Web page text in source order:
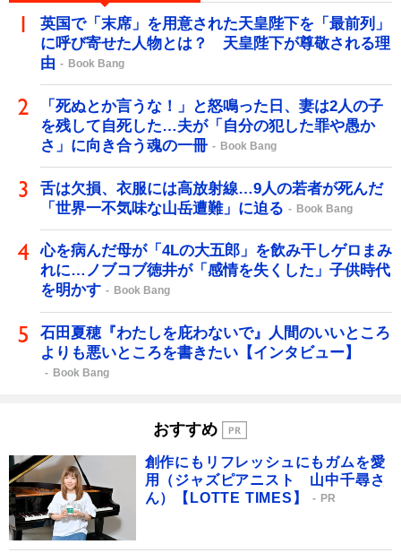
英国で「末席」を用意された天皇陛下を「最前列」
に呼び寄せた人物とは？ 天皇陛下が尊敬される理
由
Book Bang
「死ぬとか言うな！」と怒鳴った日、妻は2人の子
を残して自死した…夫が「自分の犯した罪や愚か
さ」に向き合う魂の一冊
Book Bang
舌は欠損、衣服には高放射線…9人の若者が死んだ
「世界一不気味な山岳遭難」に迫る
Book Bang
心を病んだ母が「4Lの大五郎」を飲み干しゲロまみ
れに…ノブコブ徳井が「感情を失くした」子供時代
を明かす
Book Bang
石田夏穂『わたしを庇わないで』人間のいいところ
よりも悪いところを書きたい【インタビュー】
Book Bang
おすすめ
創作にもリフレッシュにもガムを愛
用（ジャズピアニスト 山中千尋さ
ん）【LOTTE TIMES】
PR